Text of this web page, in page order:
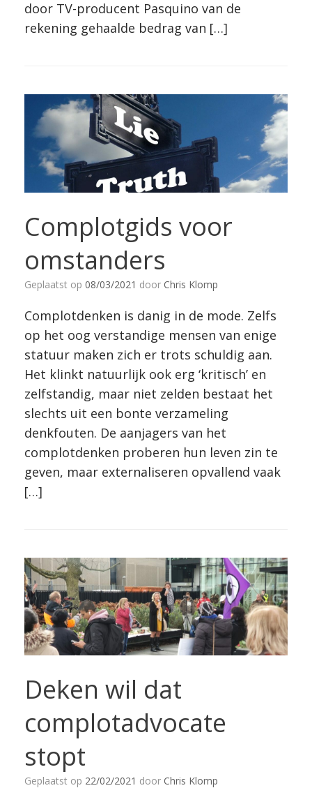
door TV-producent Pasquino van de
rekening gehaalde bedrag van […]
Complotgids voor
omstanders
Geplaatst op 08/03/2021 door Chris Klomp
Complotdenken is danig in de mode. Zelfs
op het oog verstandige mensen van enige
statuur maken zich er trots schuldig aan.
Het klinkt natuurlijk ook erg ‘kritisch’ en
zelfstandig, maar niet zelden bestaat het
slechts uit een bonte verzameling
denkfouten. De aanjagers van het
complotdenken proberen hun leven zin te
geven, maar externaliseren opvallend vaak
[…]
Deken wil dat
complotadvocate
stopt
Geplaatst op 22/02/2021 door Chris Klomp